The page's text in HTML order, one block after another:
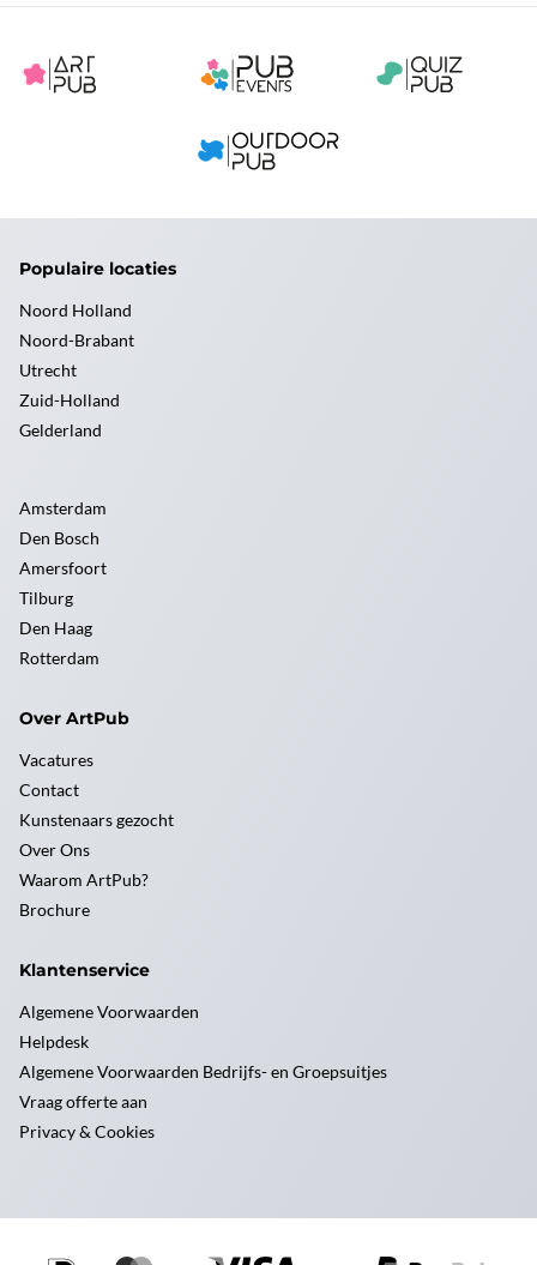
Populaire locaties
Noord Holland
Noord-Brabant
Utrecht
Zuid-Holland
Gelderland
Amsterdam
Den Bosch
Amersfoort
Tilburg
Den Haag
Rotterdam
Over ArtPub
Vacatures
Contact
Kunstenaars gezocht
Over Ons
Waarom ArtPub?
Brochure
Klantenservice
Algemene Voorwaarden
Helpdesk
Algemene Voorwaarden Bedrijfs- en Groepsuitjes
Vraag offerte aan
Privacy & Cookies